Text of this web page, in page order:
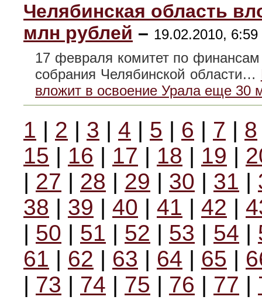
Челябинская область
млн рублей – 19.02.2010, 6:59
17 февраля комитет по финансам
собрания Челябинской области…
вложит в освоение Урала еще 30
1 | 2 | 3 | 4 | 5 | 6 | 7 | 8
15 | 16 | 17 | 18 | 19 |
| 27 | 28 | 29 | 30 | 31 |
38 | 39 | 40 | 41 | 42 |
| 50 | 51 | 52 | 53 | 54 |
61 | 62 | 63 | 64 | 65 |
| 73 | 74 | 75 | 76 | 77 |